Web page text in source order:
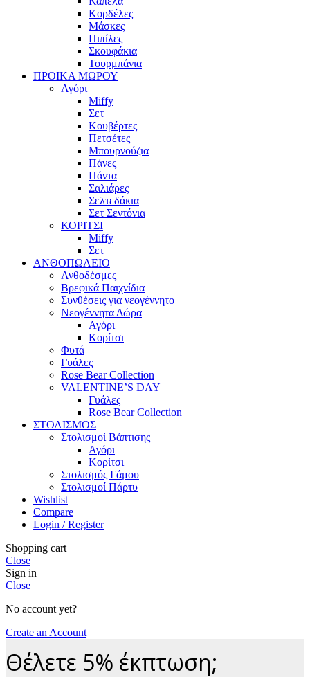
Κορδέλες
Μάσκες
Πιπίλες
Σκουφάκια
Τουρμπάνια
ΠΡΟΙΚΑ ΜΩΡΟΥ
Αγόρι
Miffy
Σετ
Κουβέρτες
Πετσέτες
Μπουρνούζια
Πάνες
Πάντα
Σαλιάρες
Σελτεδάκια
Σετ Σεντόνια
ΚΟΡΙΤΣΙ
Miffy
Σετ
ΑΝΘΟΠΩΛΕΙΟ
Ανθοδέσμες
Βρεφικά Παιχνίδια
Συνθέσεις για νεογέννητο
Νεογέννητα Δώρα
Αγόρι
Κορίτσι
Φυτά
Γυάλες
Rose Bear Collection
VALENTINE’S DAY
Γυάλες
Rose Bear Collection
ΣΤΟΛΙΣΜΟΣ
Στολισμοί Βάπτισης
Αγόρι
Κορίτσι
Στολισμός Γάμου
Στολισμοί Πάρτυ
Wishlist
Compare
Login / Register
Shopping cart
Close
Sign in
Close
No account yet?
Create an Account
Θέλετε 5% έκπτωση;